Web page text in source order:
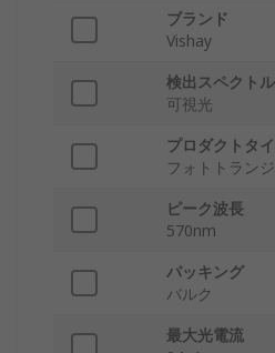
ブランド
Vishay
検出スペクトル
可視光
プロダクトタ
フォトトラン
ピーク波長
570nm
パッキング
バルク
最大光電流